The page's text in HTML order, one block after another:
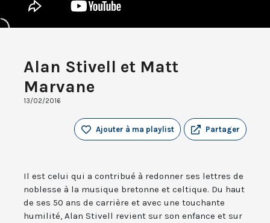
Alan Stivell et Matt
Marvane
13/02/2016
Partager
Ajouter à ma playlist
Il est celui qui a contribué à redonner ses lettres de
noblesse à la musique bretonne et celtique. Du haut
de ses 50 ans de carrière et avec une touchante
humilité, Alan Stivell revient sur son enfance et sur